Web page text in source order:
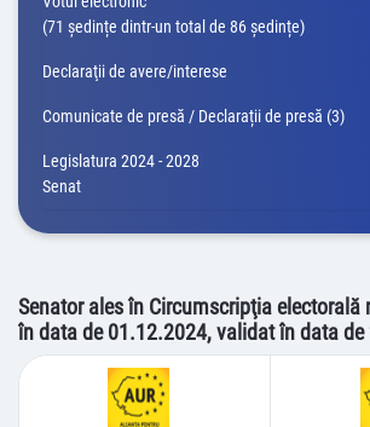
(71 ședințe dintr-un total de 86 ședințe)
Declaraţii de avere/interese
Comunicate de presă / Declarații de presă (3)
Legislatura 2024 - 2028
Senat
Senator ales în Circumscripţia electorală
în data de 01.12.2024, validat în data